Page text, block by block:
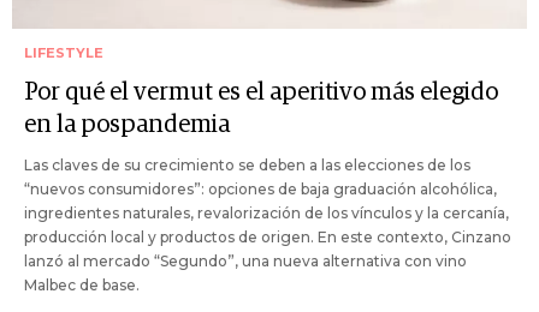
LIFESTYLE
Por qué el vermut es el aperitivo más elegido
en la pospandemia
Las claves de su crecimiento se deben a las elecciones de los
“nuevos consumidores”: opciones de baja graduación alcohólica,
ingredientes naturales, revalorización de los vínculos y la cercanía,
producción local y productos de origen. En este contexto, Cinzano
lanzó al mercado “Segundo”, una nueva alternativa con vino
Malbec de base.